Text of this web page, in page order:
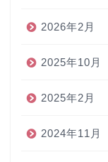
2026年2月
2025年10月
2025年2月
2024年11月